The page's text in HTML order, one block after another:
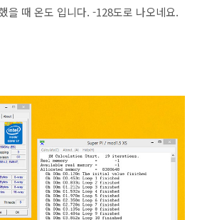
을 때 온도 입니다. -128도로 나오네요.